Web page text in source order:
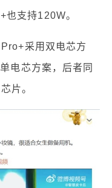
支持120W。
采用双电芯方
电芯方案，后者同
片。